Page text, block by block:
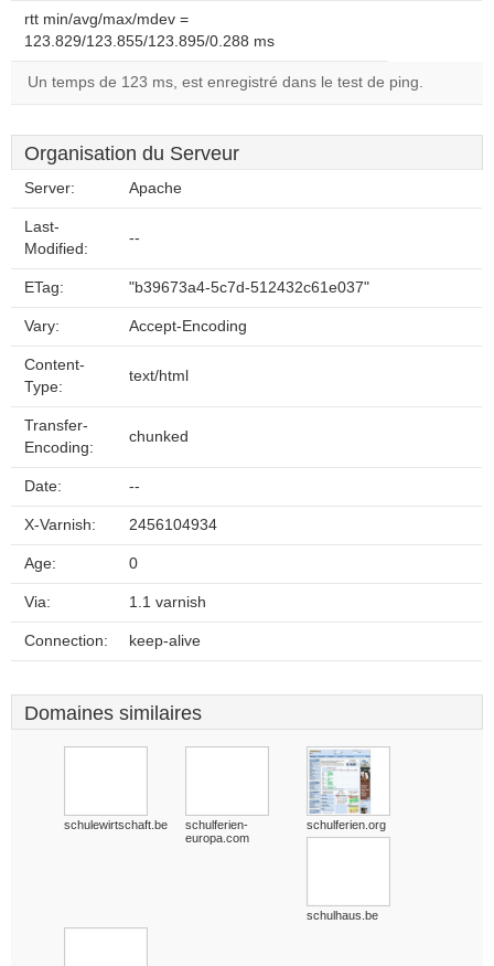
rtt min/avg/max/mdev =
123.829/123.855/123.895/0.288 ms
Un temps de 123 ms, est enregistré dans le test de ping.
Organisation du Serveur
Server: Apache
Last-
Modified:
--
ETag: "b39673a4-5c7d-512432c61e037"
Vary: Accept-Encoding
Content-
Type:
text/html
Transfer-
Encoding:
chunked
Date: --
X-Varnish: 2456104934
Age: 0
Via: 1.1 varnish
Connection: keep-alive
Domaines similaires
schulewirtschaft.be
schulferien-
europa.com
schulferien.org
schulhaus.be